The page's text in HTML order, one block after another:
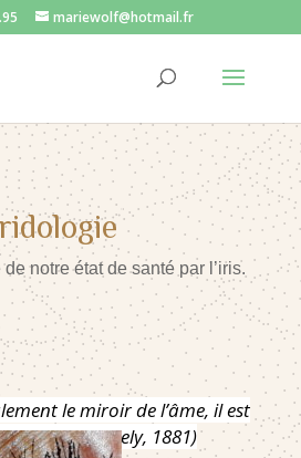
mariewolf@hotmail.fr
notre état de santé par l’iris.
le miroir de l’âme, il est
(Dr Peczely, 1881)